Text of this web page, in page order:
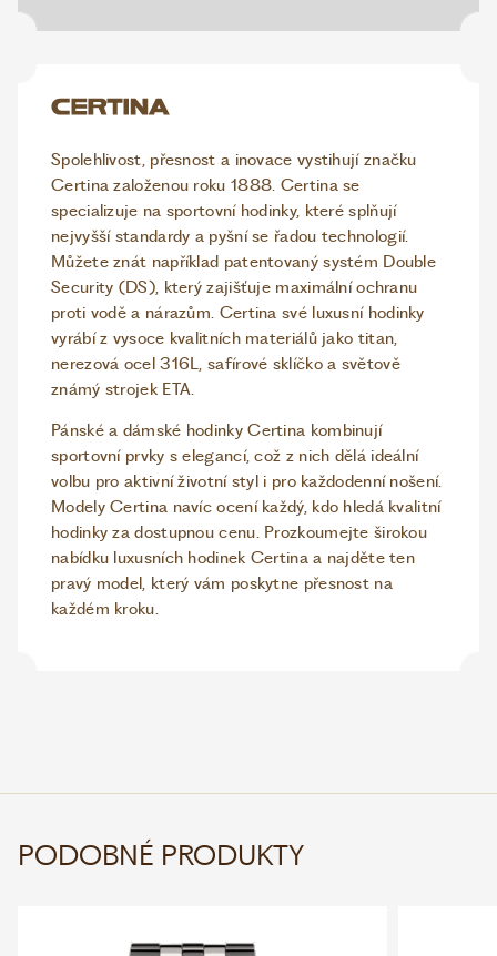
Spolehlivost, přesnost a inovace vystihují značku
Certina založenou roku 1888. Certina se
specializuje na sportovní hodinky, které splňují
nejvyšší standardy a pyšní se řadou technologií.
Můžete znát například patentovaný systém Double
Security (DS), který zajišťuje maximální ochranu
proti vodě a nárazům. Certina své luxusní hodinky
vyrábí z vysoce kvalitních materiálů jako titan,
nerezová ocel 316L, safírové sklíčko a světově
známý strojek ETA.
Pánské a dámské hodinky Certina kombinují
sportovní prvky s elegancí, což z nich dělá ideální
volbu pro aktivní životní styl i pro každodenní nošení.
Modely Certina navíc ocení každý, kdo hledá kvalitní
hodinky za dostupnou cenu. Prozkoumejte širokou
nabídku luxusních hodinek Certina a najděte ten
pravý model, který vám poskytne přesnost na
každém kroku.
PODOBNÉ PRODUKTY